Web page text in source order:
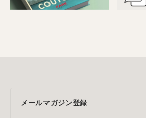
メールマガジン登録